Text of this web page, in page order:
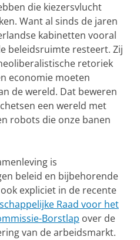
die kiezersvlucht
Want al sinds de jaren
kabinetten vooral
beleidsruimte resteert. Zij
retoriek
economie moeten
de wereld. Dat beweren
een wereld met
robots die onze banen
is
beleid en bijbehorende
expliciet in de recente
Raad voor het
Borstlap over de
van de arbeidsmarkt.